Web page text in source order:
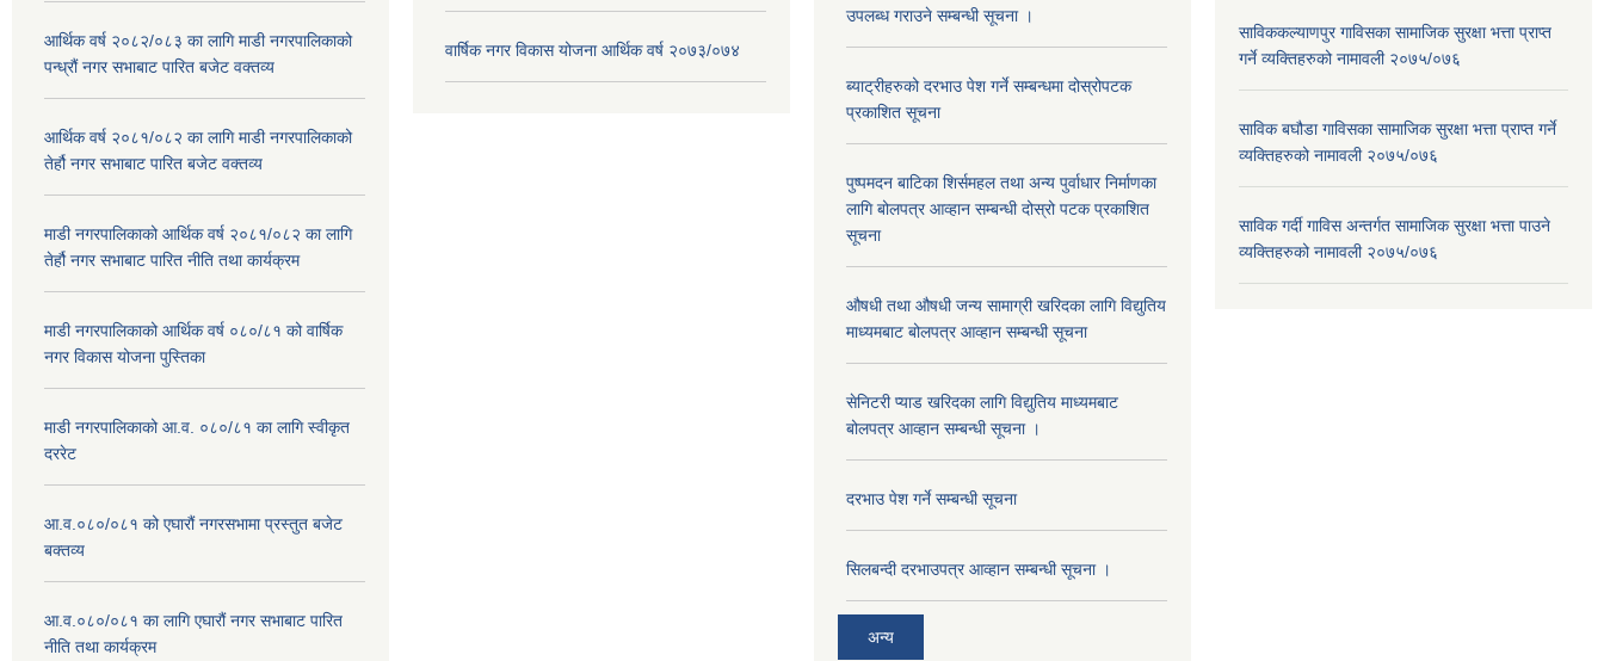
आर्थिक वर्ष २०८२/०८३ का लागि माडी नगरपालिकाको
पन्ध्रौं नगर सभाबाट पारित बजेट वक्तव्य
आर्थिक वर्ष २०८१/०८२ का लागि माडी नगरपालिकाको
तेर्हौ नगर सभाबाट पारित बजेट वक्तव्य
माडी नगरपालिकाको आर्थिक वर्ष २०८१/०८२ का लागि
तेर्हौ नगर सभाबाट पारित नीति तथा कार्यक्रम
माडी नगरपालिकाको आर्थिक वर्ष ०८०/८१ को वार्षिक
नगर विकास योजना पुस्तिका
माडी नगरपालिकाको आ.व. ०८०/८१ का लागि स्वीकृत
दररेट
आ.व.०८०/०८१ को एघारौं नगरसभामा प्रस्तुत बजेट
बक्तव्य
आ.व.०८०/०८१ का लागि एघारौं नगर सभाबाट पारित
नीति तथा कार्यक्रम
वार्षिक नगर विकास योजना आर्थिक वर्ष २०७३/०७४
उपलब्ध गराउने सम्बन्धी सूचना ।
ब्याट्रीहरुको दरभाउ पेश गर्ने सम्बन्धमा दोस्रोपटक
प्रकाशित सूचना
पुष्पमदन बाटिका शिर्समहल तथा अन्य पुर्वाधार निर्माणका
लागि बोलपत्र आव्हान सम्बन्धी दोस्रो पटक प्रकाशित
सूचना
औषधी तथा औषधी जन्य सामाग्री खरिदका लागि विद्युतिय
माध्यमबाट बोलपत्र आव्हान सम्बन्धी सूचना
सेनिटरी प्याड खरिदका लागि विद्युतिय माध्यमबाट
बोलपत्र आव्हान सम्बन्धी सूचना ।
दरभाउ पेश गर्ने सम्बन्धी सूचना
सिलबन्दी दरभाउपत्र आव्हान सम्बन्धी सूचना ।
अन्य
साविककल्याणपुर गाविसका सामाजिक सुरक्षा भत्ता प्राप्त
गर्ने व्यक्तिहरुको नामावली २०७५/०७६
साविक बघौडा गाविसका सामाजिक सुरक्षा भत्ता प्राप्त गर्ने
व्यक्तिहरुको नामावली २०७५/०७६
साविक गर्दी गाविस अन्तर्गत सामाजिक सुरक्षा भत्ता पाउने
व्यक्तिहरुको नामावली २०७५/०७६